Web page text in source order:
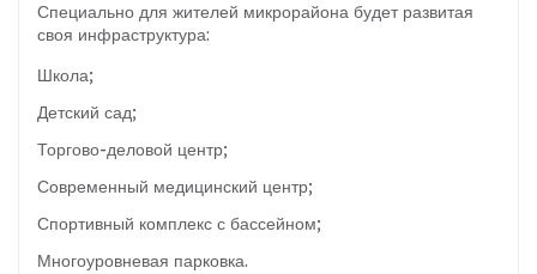
Специально для жителей микрорайона будет развитая
своя инфраструктура:
Школа;
Детский сад;
Торгово-деловой центр;
Современный медицинский центр;
Спортивный комплекс с бассейном;
Многоуровневая парковка.